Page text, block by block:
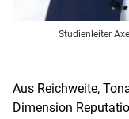
Studienleiter
Aus Reichweite,
Dimension